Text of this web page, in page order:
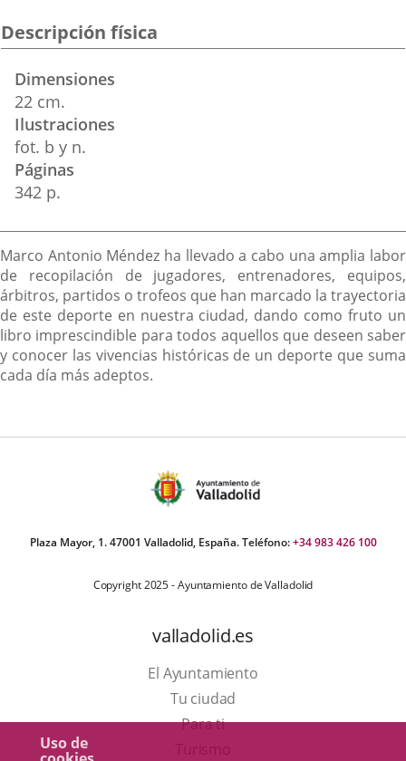
Uso de
Descripción física
Dimensiones
22 cm.
Ilustraciones
fot. b y n.
Páginas
342 p.
Descripción
Marco Antonio Méndez ha llevado a cabo una amplia labor
de recopilación de jugadores, entrenadores, equipos,
árbitros, partidos o trofeos que han marcado la trayectoria
de este deporte en nuestra ciudad, dando como fruto un
libro imprescindible para todos aquellos que deseen saber
y conocer las vivencias históricas de un deporte que suma
cada día más adeptos.
Plaza Mayor, 1. 47001 Valladolid, España. Teléfono:+34 983 426 100
Copyright 2025 - Ayuntamiento de Valladolid
valladolid.es
El Ayuntamiento
Tu ciudad
Para ti